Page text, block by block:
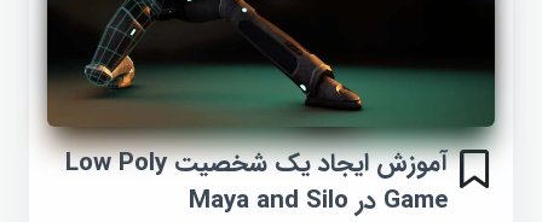
آموزش ایجاد یک شخصیت Low Poly
Game در Maya and Silo